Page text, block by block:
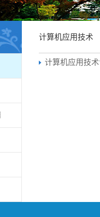
计算机应用技术
计算机应用技